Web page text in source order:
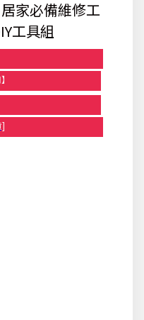
家必備維修工
工具組
]